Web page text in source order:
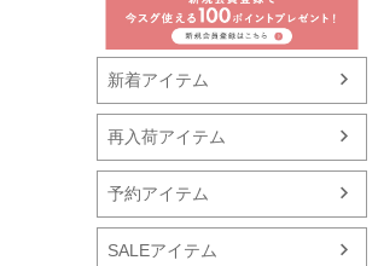
新着アイテム
再入荷アイテム
予約アイテム
SALEアイテム